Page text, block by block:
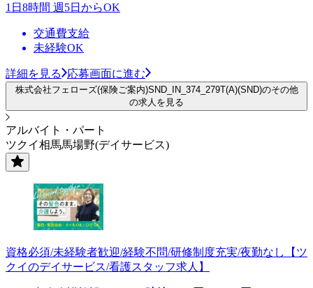
1日8時間 週5日からOK
交通費支給
未経験OK
詳細を見る 応募画面に進む
株式会社フェローズ(保険ご案内)SND_IN_374_279T(A)(SND)のその他
の求人を見る
アルバイト・パート
ツクイ相馬馬場野(デイサービス)
資格必須/未経験者歓迎/経験不問/研修制度充実/夜勤なし【ツ
クイのデイサービス/看護スタッフ求人】